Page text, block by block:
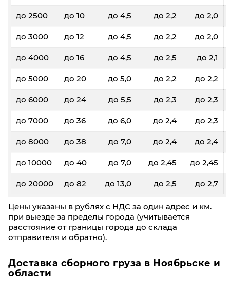
до 2500 до 10 до 4,5 до 2,2 до 2,0
до 3000 до 12 до 4,5 до 2,2 до 2,0
до 4000 до 16 до 4,5 до 2,5 до 2,1
до 5000 до 20 до 5,0 до 2,2 до 2,2
до 6000 до 24 до 5,5 до 2,3 до 2,3
до 7000 до 36 до 6,0 до 2,4 до 2,3
до 8000 до 38 до 7,0 до 2,4 до 2,4
до 10000 до 40 до 7,0 до 2,45 до 2,45
до 20000 до 82 до 13,0 до 2,5 до 2,7
Цены указаны в рублях с НДС за один адрес и км.
при выезде за пределы города (учитывается
расстояние от границы города до склада
отправителя и обратно).
Доставка сборного груза в Ноябрьске и
области